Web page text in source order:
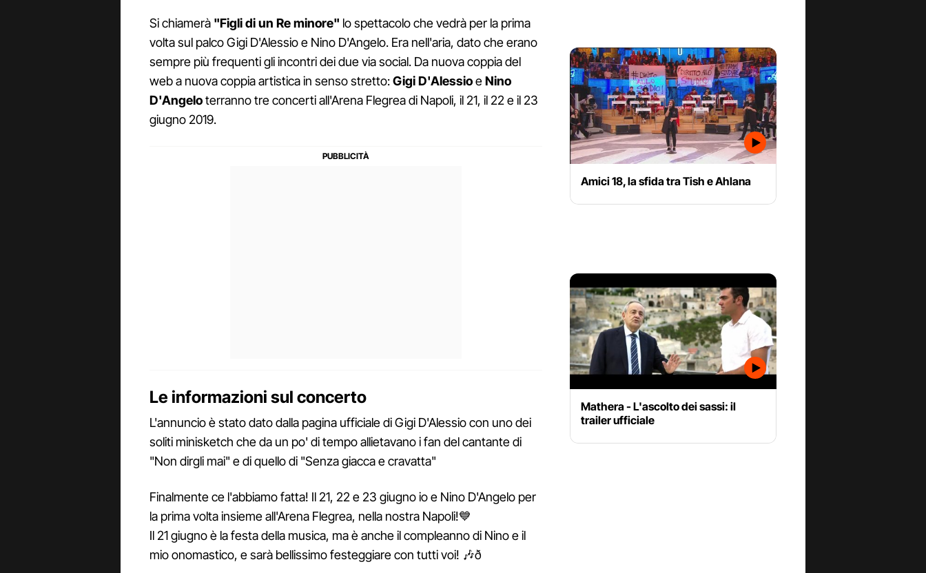
Si chiamerà "Figli di un Re minore" lo spettacolo che vedrà per la prima
volta sul palco Gigi D'Alessio e Nino D'Angelo. Era nell'aria, dato che erano
sempre più frequenti gli incontri dei due via social. Da nuova coppia del
web a nuova coppia artistica in senso stretto:GigiD'AlessioeNino
D'Angeloterranno tre concerti all'Arena Flegrea di Napoli, il 21, il 22 e il 23
giugno 2019.
Le informazioni sul concerto
L'annuncio è stato dato dalla pagina ufficiale di Gigi D'Alessio con uno dei
soliti minisketch che da un po' di tempo allietavano i fan del cantante di
"Non dirgli mai" e di quello di "Senza giacca e cravatta"
Finalmente ce l'abbiamo fatta! Il 21, 22 e 23 giugno io e Nino D'Angelo per
la prima volta insieme all'Arena Flegrea, nella nostra Napoli!💙
Il 21 giugno è la festa della musica, ma è anche il compleanno di Nino e il
mio onomastico, e sarà bellissimo festeggiare con tutti voi! 🎶ð
Amici 18, la sfida tra Tish e Ahlana
Mathera - L'ascolto dei sassi: il
trailer ufficiale